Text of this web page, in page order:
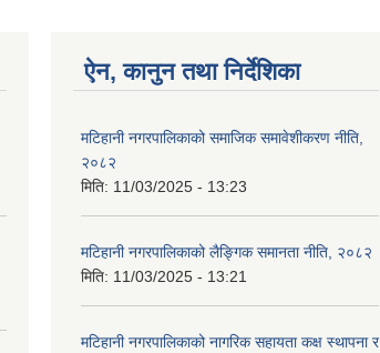
ऐन, कानुन तथा निर्देशिका
मटिहानी नगरपालिकाको समाजिक समावेशीकरण नीति,
२०८२
मिति: 11/03/2025 - 13:23
मटिहानी नगरपालिकाको लैङ्गिक समानता नीति, २०८२
मिति: 11/03/2025 - 13:21
मटिहानी नगरपालिकाको नागरिक सहायता कक्ष स्थापना र